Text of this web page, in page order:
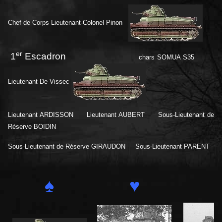
Chef de Corps Lieutenant-Colonel Pinon
1erEscadron chars SOMUA S35
Lieutenant De Vissec
Lieutenant ARDISSON Lieutenant AUBERT Sous-Lieutenant de
Réserve BOIDIN
Sous-Lieutenant de Réserve GIRAUDON Sous-Lieutenant PARENT
♠ ♥